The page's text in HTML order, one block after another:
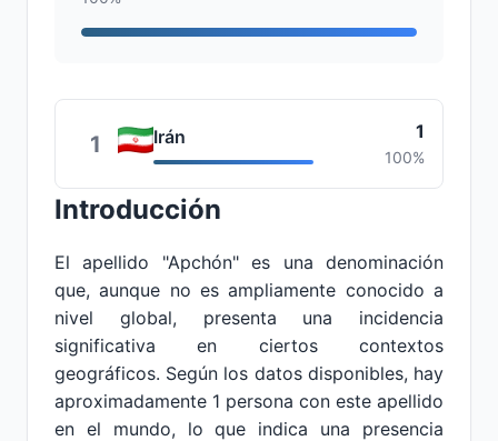
1 Irán 1
100%
Introducción
El apellido "Apchón" es una denominación
que, aunque no es ampliamente conocido a
nivel global, presenta una incidencia
significativa en ciertos contextos
geográficos. Según los datos disponibles, hay
aproximadamente 1 persona con este apellido
en el mundo, lo que indica una presencia